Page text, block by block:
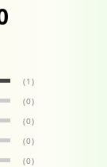
(1)
(0)
(0)
(0)
(0)